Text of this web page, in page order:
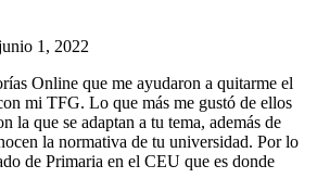
1, 2022
Online que me ayudaron a quitarme el
mi TFG. Lo que más me gustó de ellos
la que se adaptan a tu tema, además de
la normativa de tu universidad. Por lo
de Primaria en el CEU que es donde